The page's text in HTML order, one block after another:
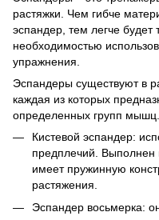
растяжки. Чем гибче
эспандер, тем легче будет
необходимостью
упражнения.
Эспандеры существуют в
каждая из которых
определенных групп
Кистевой эспандер:
предплечий. Выполнен
имеет пружинную
растяжения.
Эспандер восьмерка: